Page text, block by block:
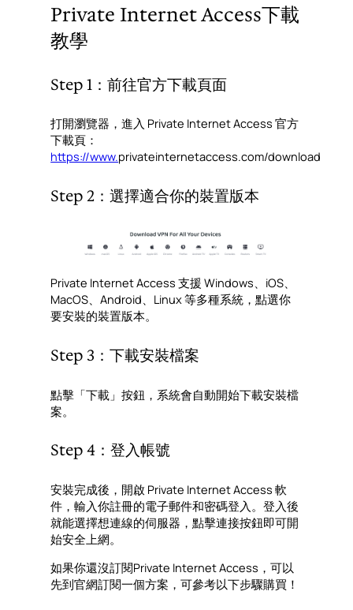
Private Internet Access下載
教學
Step 1：前往官方下載頁面
打開瀏覽器，進入 Private Internet Access 官方
下載頁：
https://www.privateinternetaccess.com/download
Step 2：選擇適合你的裝置版本
Private Internet Access 支援 Windows、iOS、
MacOS、Android、Linux 等多種系統，點選你
要安裝的裝置版本。
Step 3：下載安裝檔案
點擊「下載」按鈕，系統會自動開始下載安裝檔
案。
Step 4：登入帳號
安裝完成後，開啟 Private Internet Access 軟
件，輸入你註冊的電子郵件和密碼登入。登入後
就能選擇想連線的伺服器，點擊連接按鈕即可開
始安全上網。
如果你還沒訂閱Private Internet Access，可以
先到官網訂閱一個方案，可參考以下步驟購買！